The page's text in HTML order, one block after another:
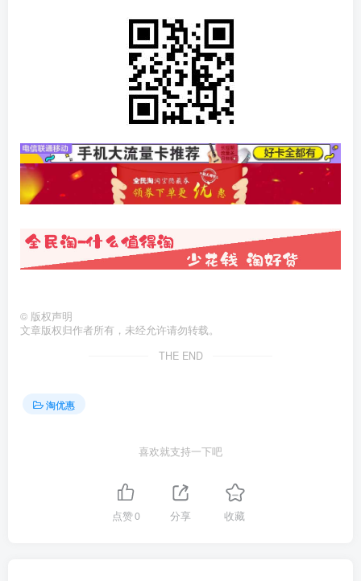
© 版权声明
文章版权归作者所有，未经允许请勿转载。
THE END
淘优惠
喜欢就支持一下吧
点赞0 分享 收藏